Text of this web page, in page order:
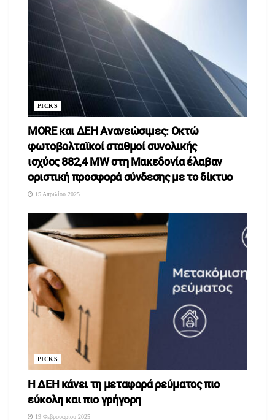
κάρτα μέλους την οποία υποδεικνύει για να μπει στο χώρο!
Η διακόσμηση μας κερδίζει με την πρώτη ματιά! Σε έναν χώρο
που παντρεύει το παραδοσιακό και το urban ύφος και
συνδυάζει την φυσικότητα του ξύλου, θα νιώσετε κατευθείαν
PICKS
MORE και ΔΕΗ Ανανεώσιμες: Οκτώ
φωτοβολταϊκοί σταθμοί συνολικής
ισχύος 882,4 MW στη Μακεδονία έλαβαν
οριστική προσφορά σύνδεσης με το δίκτυο
15 Απριλίου 2025
PICKS
Η ΔΕΗ κάνει τη μεταφορά ρεύματος πιο
εύκολη και πιο γρήγορη
19 Φεβρουαρίου 2025